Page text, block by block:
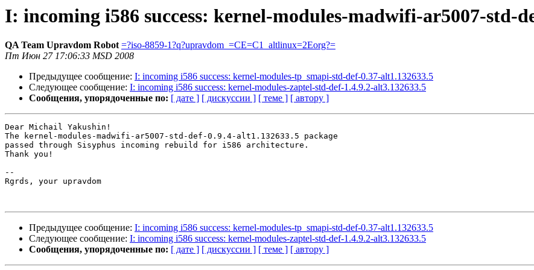
I: incoming i586 success: kernel-modules-madwifi-ar5007-std-
QA Team Upravdom Robot =?iso-8859-1?q?upravdom_=CE=C1_altlinux=2Eorg?=
Пт Июн 27 17:06:33 MSD 2008
Предыдущее сообщение: I: incoming i586 success: kernel-modules-tp_smapi-std-def-0.37-alt1.132633.5
Следующее сообщение: I: incoming i586 success: kernel-modules-zaptel-std-def-1.4.9.2-alt3.132633.5
Сообщения, упорядоченные по: [ дате ] [ дискуссии ] [ теме ] [ автору ]
Dear Michail Yakushin!
The kernel-modules-madwifi-ar5007-std-def-0.9.4-alt1.132633.5 package
passed through Sisyphus incoming rebuild for i586 architecture.
Thank you!
--
Rgrds, your upravdom
Предыдущее сообщение: I: incoming i586 success: kernel-modules-tp_smapi-std-def-0.37-alt1.132633.5
Следующее сообщение: I: incoming i586 success: kernel-modules-zaptel-std-def-1.4.9.2-alt3.132633.5
Сообщения, упорядоченные по: [ дате ] [ дискуссии ] [ теме ] [ автору ]